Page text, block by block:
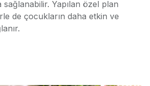
sağlanabilir. Yapılan özel plan
de çocukların daha etkin ve